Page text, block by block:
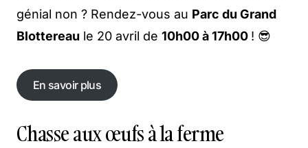
génial non ? Rendez-vous au Parc du Grand
Blottereau le 20 avril de 10h00 à 17h00 ! 😎
En savoir plus
En savoir plus
Chasse aux œufs à la ferme